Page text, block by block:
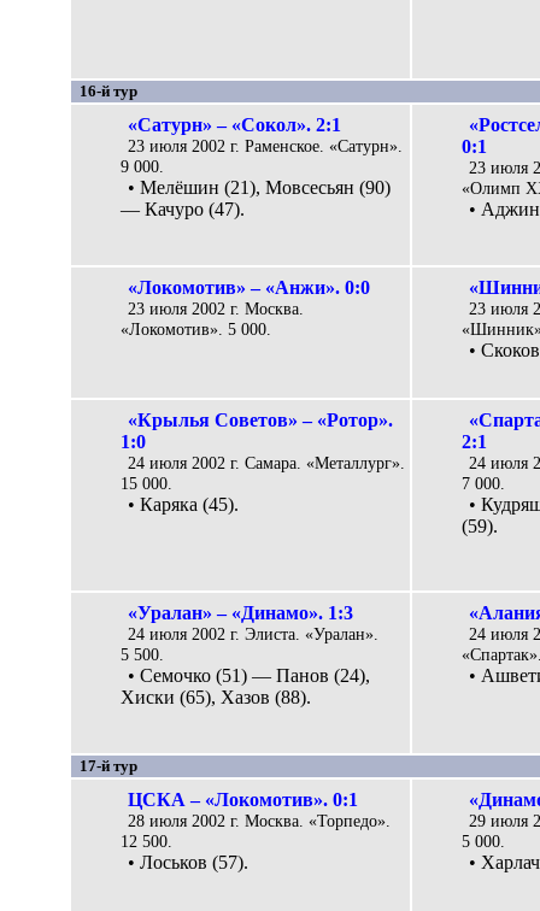
16-й тур
«Сатурн» – «Сокол». 2:1
23 июля 2002 г. Раменское. «Сатурн».
9 000.
• Мелёшин (21), Мовсесьян (90)
— Качуро (47).
0:1
23 июля
«Олимп
•
«Локомотив» – «Анжи». 0:0
23 июля 2002 г. Москва.
«Локомотив». 5 000.
23 июля
•
«Крылья Советов» – «Ротор».
1:0
24 июля 2002 г. Самара. «Металлург».
15 000.
• Каряка (45).
2:1
24 июля
7 000.
•
(59).
«Уралан» – «Динамо». 1:3
24 июля 2002 г. Элиста. «Уралан».
5 500.
• Семочко (51) — Панов (24),
Хиски (65), Хазов (88).
24 июля
•
17-й тур
ЦСКА – «Локомотив». 0:1
28 июля 2002 г. Москва. «Торпедо».
12 500.
• Лоськов (57).
29 июля
5 000.
•